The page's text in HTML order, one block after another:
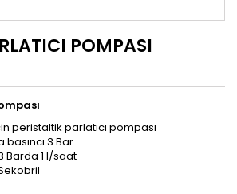
POMPASI
peristaltik parlatıcı pompası
3 Bar
Barda 1 l/saat